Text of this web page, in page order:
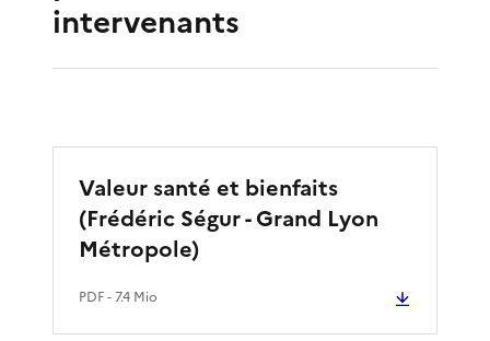
intervenants
Valeur santé et bienfaits
(Frédéric Ségur - Grand Lyon
Métropole)
PDF- 7.4 Mio